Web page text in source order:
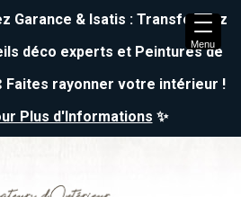
Garance & Isatis : Transformez
déco experts et Peintures de
Faites rayonner votre intérieur !
Plus d'Informations ✨
Menu